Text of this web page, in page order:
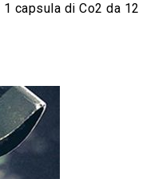
capsula di Co2 da 12